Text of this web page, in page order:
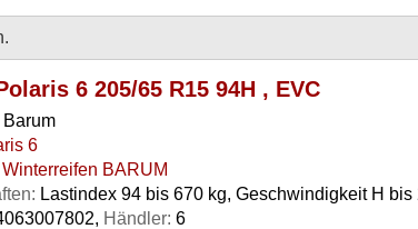
6 205/65 R15 94H , EVC
Barum
6
Winterreifen BARUM
Lastindex 94 bis 670 kg, Geschwindigkeit H bis
Händler: 6